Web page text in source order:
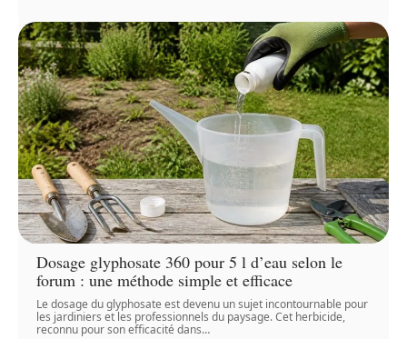
Dosage glyphosate 360 pour 5 l d’eau selon le
forum : une méthode simple et efficace
Le dosage du glyphosate est devenu un sujet incontournable pour
les jardiniers et les professionnels du paysage. Cet herbicide,
reconnu pour son efficacité dans…